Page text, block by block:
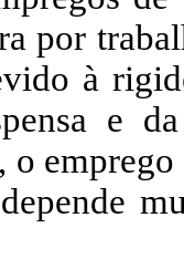
por
à
e
o